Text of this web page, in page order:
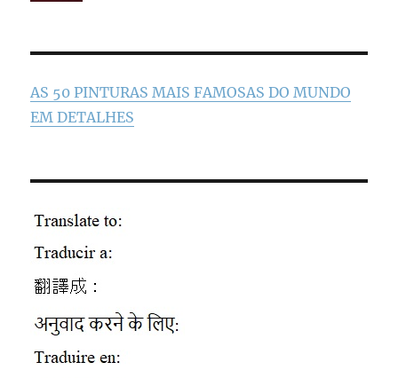
AS 50 PINTURAS MAIS FAMOSAS DO MUNDO
EM DETALHES